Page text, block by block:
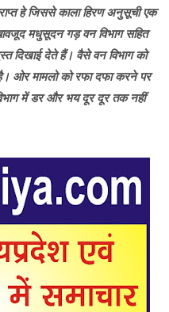
हे जिससे काला हिरण अनुसूची एक
मधुसूदन गड़ वन विभाग सहित
दिखाई देते हैं। वैसे वन विभाग को
ओर मामलो को रफा दफा करने पर
में डर और भय दूर दूर तक नहीं